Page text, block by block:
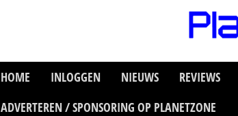
HOME INLOGGEN NIEUWS REVIEWS
ADVERTEREN / SPONSORING OP PLANETZONE